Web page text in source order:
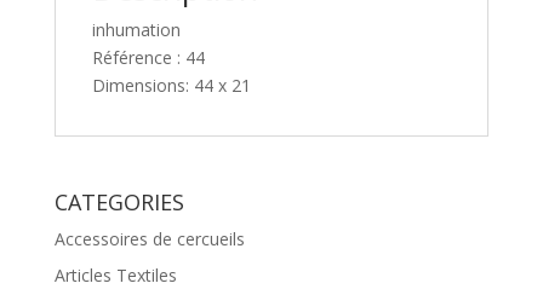
inhumation
Référence : 44
Dimensions: 44 x 21
CATEGORIES
Accessoires de cercueils
Articles Textiles